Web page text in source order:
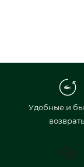
Удобные и